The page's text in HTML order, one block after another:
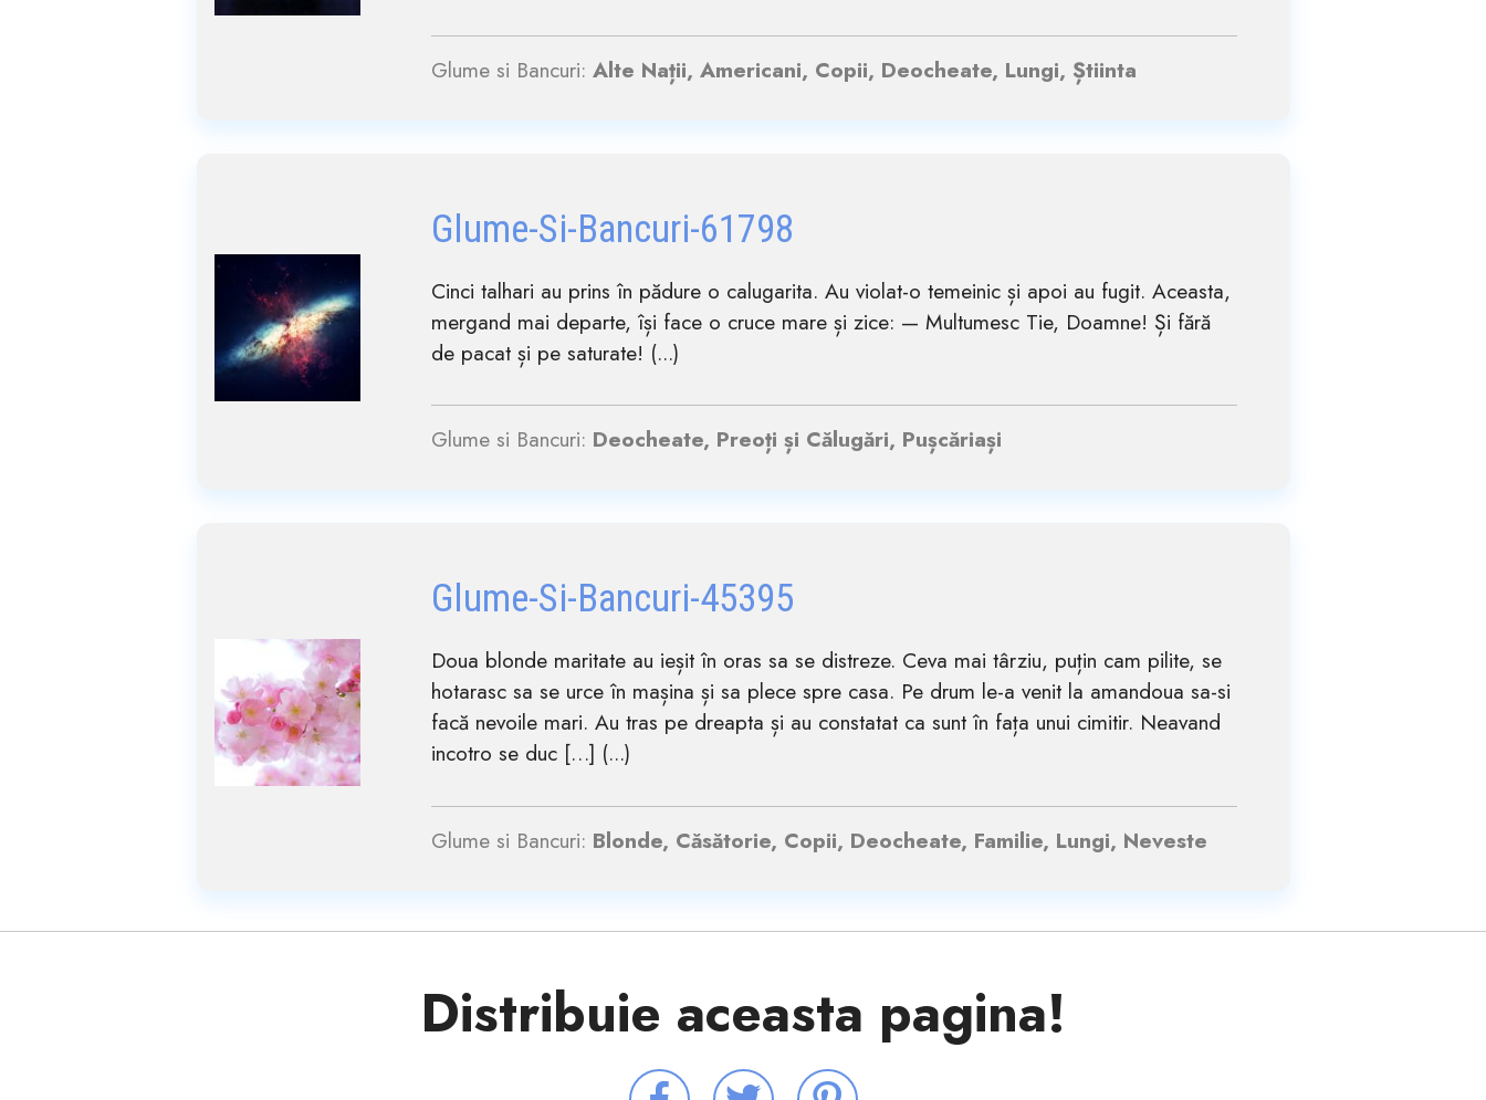
Glume si Bancuri:Alte Nații, Americani, Copii, Deocheate, Lungi, Știinta
Glume-Si-Bancuri-61798
Cinci talhari au prins în pădure o calugarita. Au violat-o temeinic și apoi au fugit. Aceasta,
mergand mai departe, își face o cruce mare și zice: — Multumesc Tie, Doamne! Și fără
de pacat și pe saturate! (...)
Glume si Bancuri: Deocheate, Preoți și Călugări, Pușcăriași
Glume-Si-Bancuri-45395
Doua blonde maritate au ieșit în oras sa se distreze. Ceva mai târziu, puțin cam pilite, se
hotarasc sa se urce în mașina și sa plece spre casa. Pe drum le-a venit la amandoua sa-si
facă nevoile mari. Au tras pe dreapta și au constatat ca sunt în fața unui cimitir. Neavand
incotro se duc […] (...)
Glume si Bancuri: Blonde, Căsătorie, Copii, Deocheate, Familie, Lungi, Neveste
Distribuie aceasta pagina!